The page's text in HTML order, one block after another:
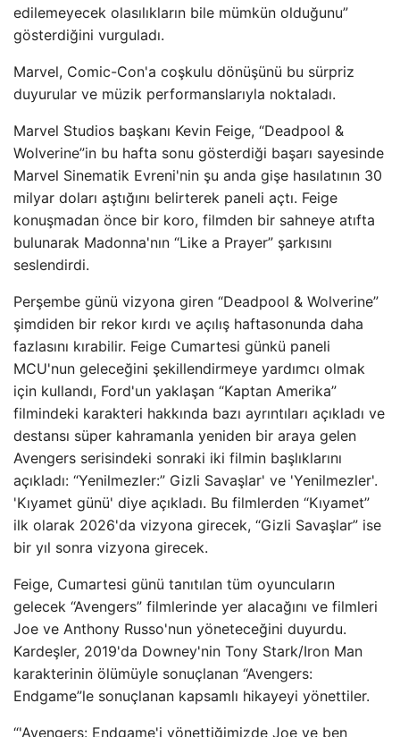
edilemeyecek olasılıkların bile mümkün olduğunu”
gösterdiğini vurguladı.
Marvel, Comic-Con'a coşkulu dönüşünü bu sürpriz
duyurular ve müzik performanslarıyla noktaladı.
Marvel Studios başkanı Kevin Feige, “Deadpool &
Wolverine”in bu hafta sonu gösterdiği başarı sayesinde
Marvel Sinematik Evreni'nin şu anda gişe hasılatının 30
milyar doları aştığını belirterek paneli açtı. Feige
konuşmadan önce bir koro, filmden bir sahneye atıfta
bulunarak Madonna'nın “Like a Prayer” şarkısını
seslendirdi.
Perşembe günü vizyona giren “Deadpool & Wolverine”
şimdiden bir rekor kırdı ve açılış haftasonunda daha
fazlasını kırabilir. Feige Cumartesi günkü paneli
MCU'nun geleceğini şekillendirmeye yardımcı olmak
için kullandı, Ford'un yaklaşan “Kaptan Amerika”
filmindeki karakteri hakkında bazı ayrıntıları açıkladı ve
destansı süper kahramanla yeniden bir araya gelen
Avengers serisindeki sonraki iki filmin başlıklarını
açıkladı: “Yenilmezler:” Gizli Savaşlar' ve 'Yenilmezler'.
'Kıyamet günü' diye açıkladı. Bu filmlerden “Kıyamet”
ilk olarak 2026'da vizyona girecek, “Gizli Savaşlar” ise
bir yıl sonra vizyona girecek.
Feige, Cumartesi günü tanıtılan tüm oyuncuların
gelecek “Avengers” filmlerinde yer alacağını ve filmleri
Joe ve Anthony Russo'nun yöneteceğini duyurdu.
Kardeşler, 2019'da Downey'nin Tony Stark/Iron Man
karakterinin ölümüyle sonuçlanan “Avengers:
Endgame”le sonuçlanan kapsamlı hikayeyi yönettiler.
“'Avengers: Endgame'i yönettiğimizde Joe ve ben